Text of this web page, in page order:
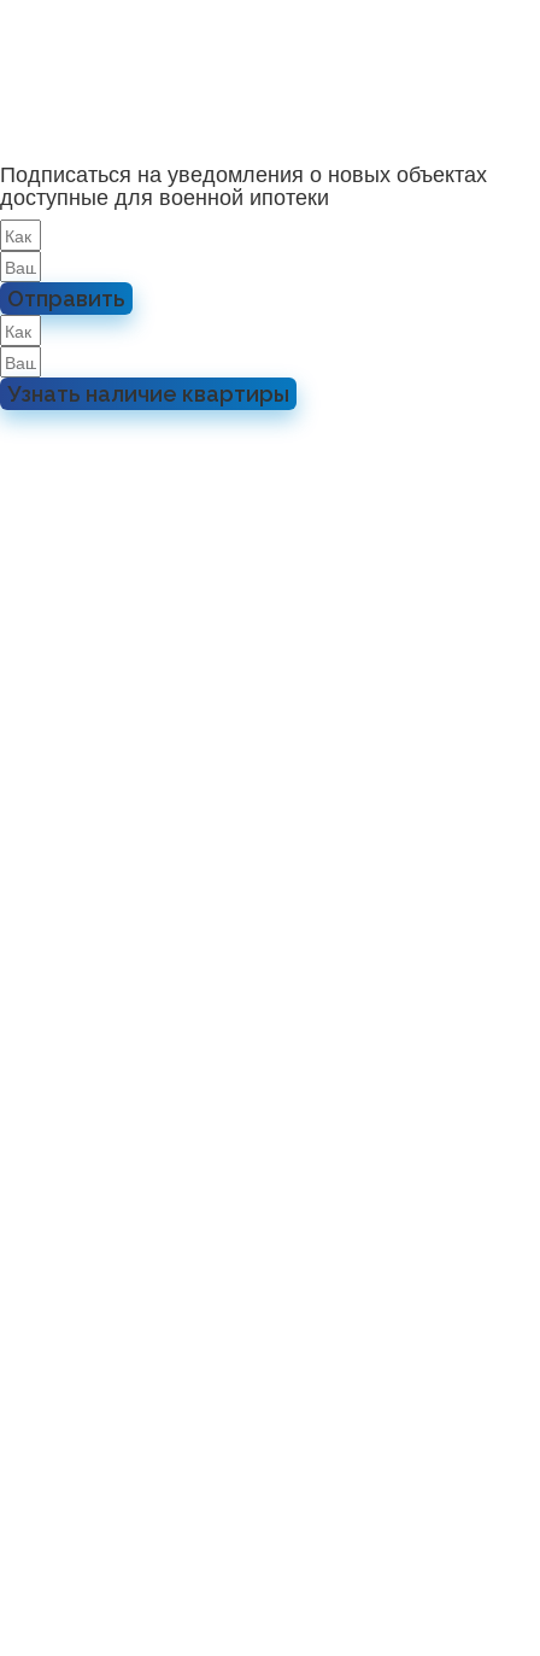
Подписаться на уведомления о новых объектах
доступные для военной ипотеки
Отправить
Узнать наличие квартиры